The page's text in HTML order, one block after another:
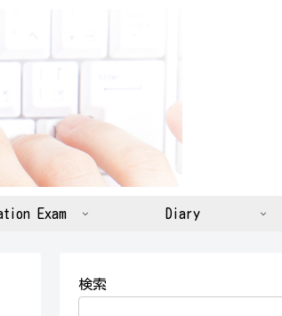
Exam Diary
検索